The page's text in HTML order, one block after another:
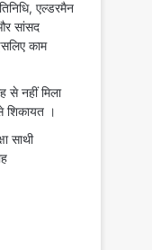
एल्डरमैन
सांसद
काम
से नहीं मिला
शिकायत ।
साथी